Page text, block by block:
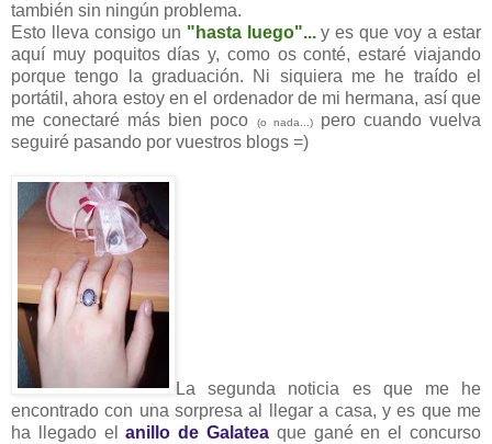
también sin ningún problema.
Esto lleva consigo un "hasta luego"...y es que voy a estar
aquí muy poquitos días y, como os conté, estaré viajando
porque tengo la graduación. Ni siquiera me he traído el
portátil, ahora estoy en el ordenador de mi hermana, así que
me conectaré más bien poco
(o nada...)pero cuando vuelva
seguiré pasando por vuestros blogs =)
La segunda noticia es que me he
encontrado con una sorpresa al llegar a casa, y es que me
ha llegado elanillo de Galatea que gané en el concurso